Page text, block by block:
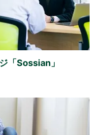
「Sossian」